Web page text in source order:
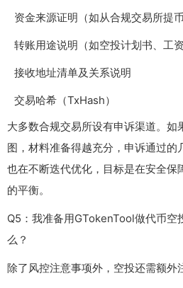
资金来源证明（如从合规交易所提币
转账用途说明（如空投计划书、工资
接收地址清单及关系说明
交易哈希（TxHash）
大多数合规交易所设有申诉渠道。如
图，材料准备得越充分，申诉通过的
也在不断迭代优化，目标是在安全保
的平衡。
Q5：我准备用GTokenTool做代币空
么？
除了风控注意事项外，空投还需额外